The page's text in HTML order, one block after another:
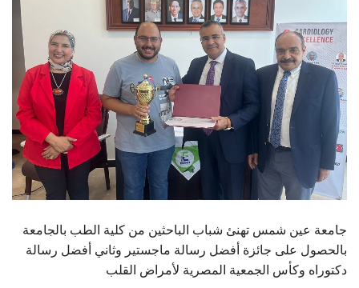
الخريجين
الموظفون
الزائـرون
سجل الان
جامعة عين شمس تهنئ شباب الباحثين من كلية الطب بالجامعة
بالحصول على جائزة أفضل رسالة ماجستير وثاني أفضل رسالة
دكتوراه وكأس الجمعية المصرية لأمراض القلب